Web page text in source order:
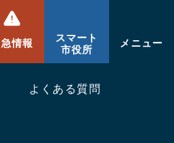
情報
スマート
市役所
メニュー
よくある質問